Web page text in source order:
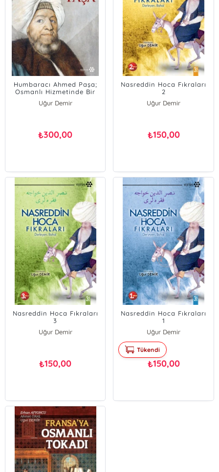
Humbaracı Ahmed Paşa;
Osmanlı Hizmetinde Bir
Uğur Demir
₺300,00
Nasreddin Hoca Fıkraları
2
Uğur Demir
₺150,00
Nasreddin Hoca Fıkraları
3
Uğur Demir
₺150,00
Nasreddin Hoca Fıkraları
1
Uğur Demir
Tükendi
₺150,00